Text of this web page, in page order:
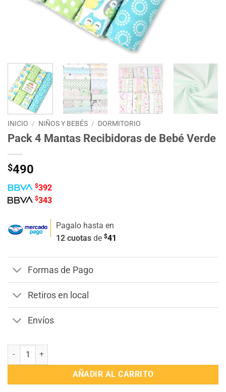
INICIO / NIÑOS Y BEBÉS / DORMITORIO
Pack 4 Mantas Recibidoras de Bebé Verde
$490
$392
$343
Pagalo hasta en
12 cuotas de $41
Formas de Pago
Retiros en local
Envíos
Pack 4 Mantas Recibidoras de Bebé Verde cantidad
AÑADIR AL CARRITO